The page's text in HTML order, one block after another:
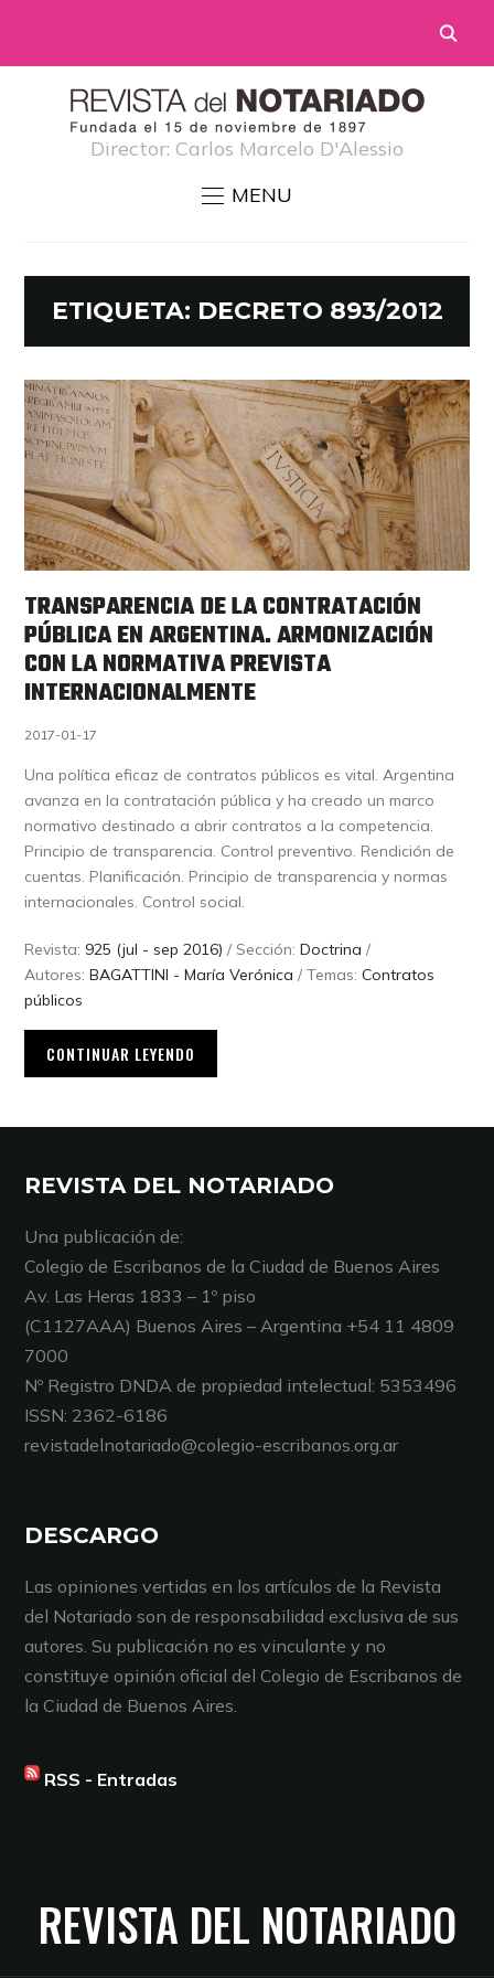
Director: Carlos Marcelo D'Alessio
MENU
ETIQUETA: DECRETO 893/2012
TRANSPARENCIA DE LA CONTRATACIÓN
PÚBLICA EN ARGENTINA. ARMONIZACIÓN
CON LA NORMATIVA PREVISTA
INTERNACIONALMENTE
2017-01-17
Una política eficaz de contratos públicos es vital. Argentina
avanza en la contratación pública y ha creado un marco
normativo destinado a abrir contratos a la competencia.
Principio de transparencia. Control preventivo. Rendición de
cuentas. Planificación. Principio de transparencia y normas
internacionales. Control social.
Revista: 925 (jul - sep 2016) / Sección:Doctrina /
Autores:BAGATTINI - María Verónica / Temas:Contratos
públicos
CONTINUAR LEYENDO
REVISTA DEL NOTARIADO
Una publicación de:
Colegio de Escribanos de la Ciudad de Buenos Aires
Av. Las Heras 1833 – 1º piso
(C1127AAA) Buenos Aires – Argentina +54 11 4809
7000
Nº Registro DNDA de propiedad intelectual: 5353496
ISSN: 2362-6186
revistadelnotariado@colegio-escribanos.org.ar
DESCARGO
Las opiniones vertidas en los artículos de la Revista
del Notariado son de responsabilidad exclusiva de sus
autores. Su publicación no es vinculante y no
constituye opinión oficial del Colegio de Escribanos de
la Ciudad de Buenos Aires.
RSS - Entradas
REVISTA DEL NOTARIADO